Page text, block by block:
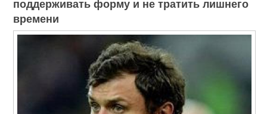
поддерживать форму и не тратить лишнего
времени